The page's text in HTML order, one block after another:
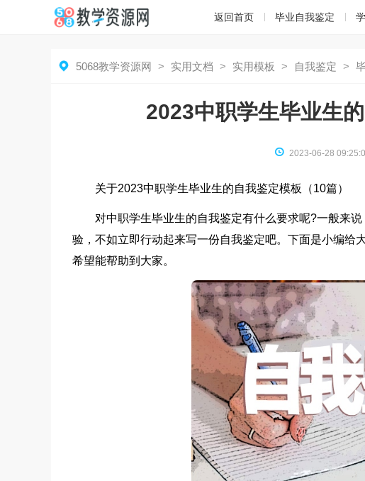
返回首页 毕业自我鉴定
 5068教学资源网 > 实用文档 > 实用模板 > 自我鉴定 >
2023中职学生毕业生
 2023-06-28
关于2023中职学生毕业生的自我鉴定模板（10篇）
对中职学生毕业生的自我鉴定有什么要求呢?一般来
验，不如立即行动起来写一份自我鉴定吧。下面是小编给
希望能帮助到大家。